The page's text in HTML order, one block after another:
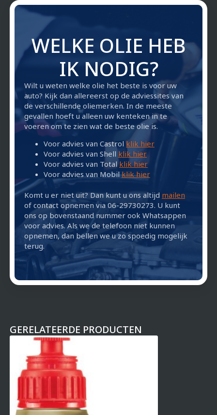
WELKE OLIE HEB
IK NODIG?
Wilt u weten welke olie het beste is voor uw
auto? Kijk dan allereerst op de adviessites van
de verschillende oliemerken. In de meeste
gevallen hoeft u alleen uw kenteken in te
voeren om te zien wat de beste olie is.
Voor advies van Castrol klik hier
Voor advies van Shell klik hier
Voor advies van Totalklik hier
Voor advies van Mobilklik hier
Komt u er niet uit? Dan kunt u ons altijd mailen
of contact opnemen via 06-29730273. U kunt
ons op bovenstaand nummer ook Whatsappen
voor advies. Als we de telefoon niet kunnen
opnemen, dan bellen we u zo spoedig mogelijk
terug.
GERELATEERDE PRODUCTEN